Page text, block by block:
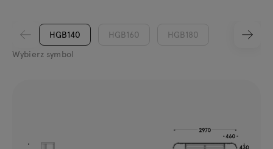
HGB140 HGB160
HGB180
Wybierz symbol